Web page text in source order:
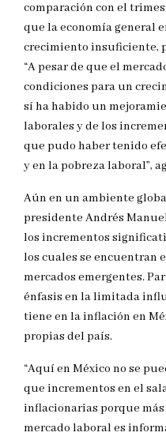
comparación con el
que la economía general
crecimiento insuficiente,
“A pesar de que el
condiciones para un
sí ha habido un
laborales y de los
que pudo haber tenido
y en la pobreza laboral”,
Aún en un ambiente
presidente Andrés
los incrementos
los cuales se encuentran
mercados emergentes.
énfasis en la limitada
tiene en la inflación en
propias del país.
“Aquí en México no se
que incrementos en el
inflacionarias porque
mercado laboral es